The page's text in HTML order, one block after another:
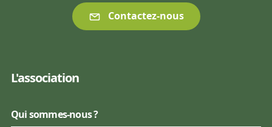
Contactez-nous
L'association
Qui sommes-nous ?